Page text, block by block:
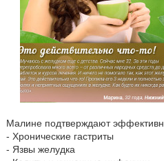
Малине подтверждают
- Хронические гастриты
- Язвы желудка